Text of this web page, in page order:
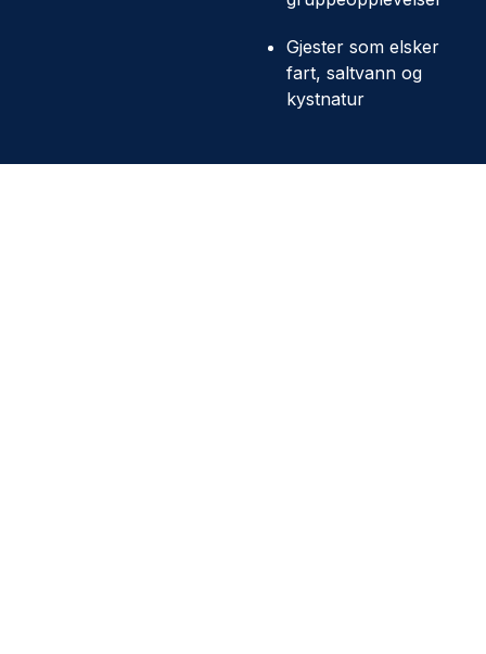
Gjester som elsker
fart, saltvann og
kystnatur